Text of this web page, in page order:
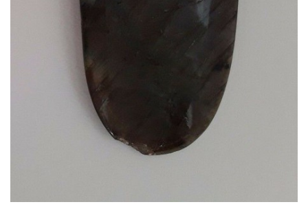
Dans mon panier
APERÇU RAPIDE